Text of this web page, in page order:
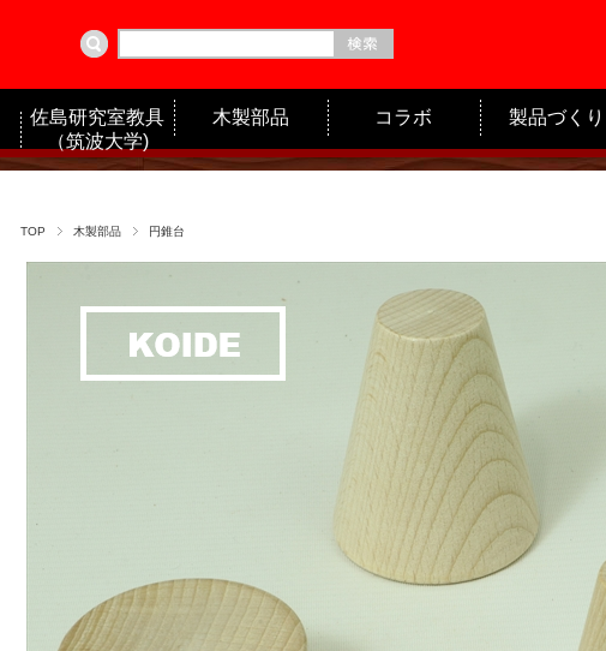
佐島研究室教具
（筑波大学)
木製部品 コラボ 製品づくり
TOP 木製部品 円錐台